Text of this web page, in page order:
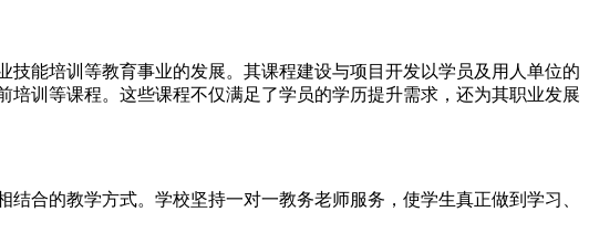
能培训等教育事业的发展。其课程建设与项目开发以学员及用人单位的
训等课程。这些课程不仅满足了学员的学历提升需求，还为其职业发展
的教学方式。学校坚持一对一教务老师服务，使学生真正做到学习、